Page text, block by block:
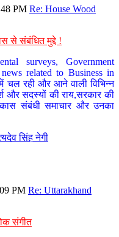
PM Re: House Wood
से संबंधित मुद्दे !
surveys, Government
related to Business in
चल रही और आने वाली विभिन्न
और सदस्यों की राय,सरकार की
संबंधी समाचार और उनका
सिंह नेगी
PM Re: Uttarakhand
संगीत